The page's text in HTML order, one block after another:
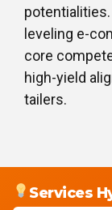
leveling e-
core
high-yield
tailers.
Services